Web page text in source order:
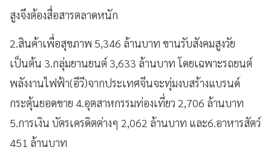
สูงจึงต้องสื่อสารตลาดหนัก
2.สินค้าเพื่อสุขภาพ 5,346 ล้านบาท ขานรับสังคมสูงวัย
เป็นต้น 3.กลุ่มยานยนต์ 3,633 ล้านบาท โดยเฉพาะรถยนต์
พลังงานไฟฟ้า(อีวี)จากประเทศจีนจะทุ่มงบสร้างแบรนด์
กระตุ้นยอดขาย 4.อุตสาหกรรมท่องเที่ยว 2,706 ล้านบาท
5.การเงิน บัตรเครดิตต่างๆ 2,062 ล้านบาท และ6.อาหารสัตว์
451 ล้านบาท